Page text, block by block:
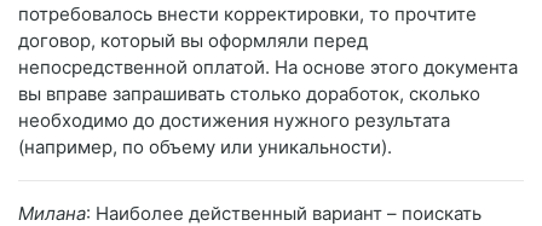
потребовалось внести корректировки, то прочтите
договор, который вы оформляли перед
непосредственной оплатой. На основе этого документа
вы вправе запрашивать столько доработок, сколько
необходимо до достижения нужного результата
(например, по объему или уникальности).
Милана: Наиболее действенный вариант – поискать